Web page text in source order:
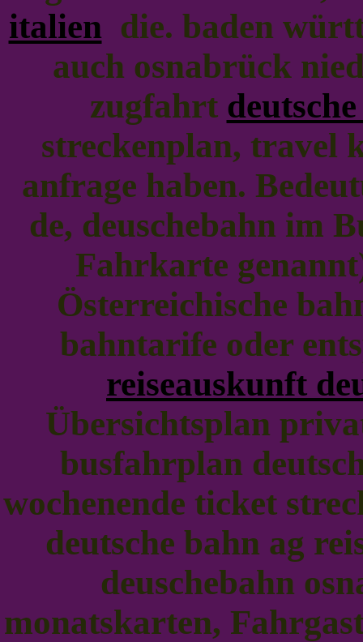
italien die. baden
auch osnabrück
zugfahrt
streckenplan, travel
anfrage haben.
de, deuschebahn im
Fahrkarte
Österreichische
bahntarife oder
reiseauskunft
Übersichtsplan
busfahrplan
wochenende ticket
deutsche bahn ag
deuschebahn
monatskarten,